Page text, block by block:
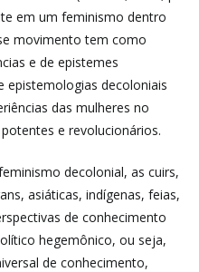
em um feminismo dentro
movimento tem como
e de epistemes
epistemologias decoloniais
das mulheres no
e revolucionários.
decolonial, as cuirs,
asiáticas, indígenas, feias,
de conhecimento
hegemônico, ou seja,
de conhecimento,